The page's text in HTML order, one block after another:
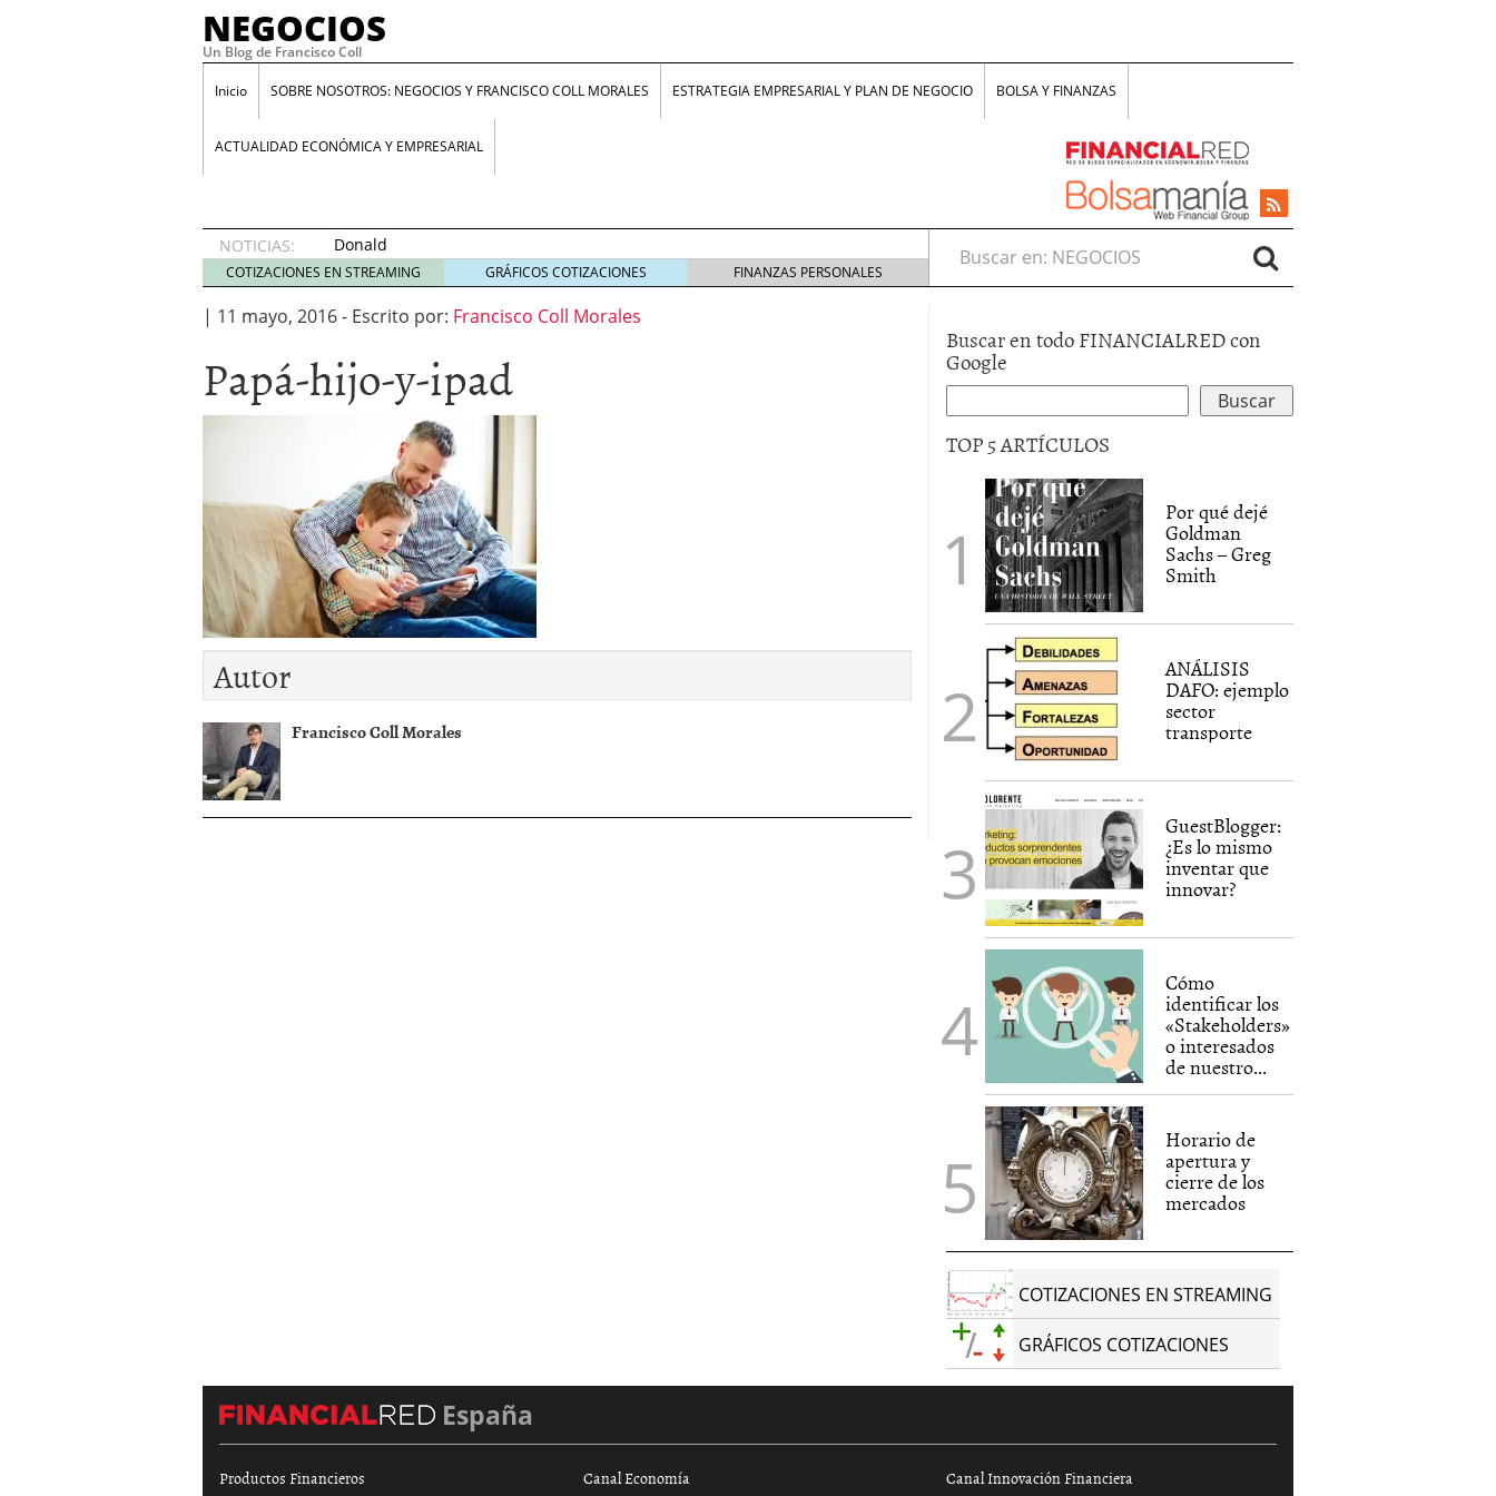
NEGOCIOS
Un Blog de Francisco Coll
Inicio SOBRE NOSOTROS: NEGOCIOS Y FRANCISCO COLL MORALES ESTRATEGIA EMPRESARIAL Y PLAN DE NEGOCIO BOLSA Y FINANZAS
ACTUALIDAD ECONÓMICA Y EMPRESARIAL
NOTICIAS:
Donald
Trump y
su
enfermedad
proteccionista
2018
Programa Santander Yuzz, jóvenes con ideas
GuestBlogger: ¿Es lo mismo inventar que innovar?
Entrevista a Daniel Lacalle en NEGOCIOS: “La rigidez laboral no protege,
aumenta el paro”
23 enero 2017
ANIMAL SPIRITS: Cómo influye la psicología humana en la economía
diciembre 2016
COTIZACIONES EN STREAMING GRÁFICOS COTIZACIONES FINANZAS PERSONALES
Buscar en:
| 11 mayo, 2016- Escrito por: Francisco Coll Morales
Papá-hijo-y-ipad
Autor
Francisco Coll Morales
Buscar en todo FINANCIALRED con
Google
TOP 5 ARTÍCULOS
Por qué dejé
Goldman
Sachs – Greg
Smith
ANÁLISIS
DAFO: ejemplo
sector
transporte
GuestBlogger:
¿Es lo mismo
inventar que
innovar?
Cómo
identificar los
«Stakeholders»
o interesados
de nuestro...
Horario de
apertura y
cierre de los
mercados
COTIZACIONES EN STREAMING
GRÁFICOS COTIZACIONES
España
Productos Financieros Canal Economía Canal Innovación Financiera